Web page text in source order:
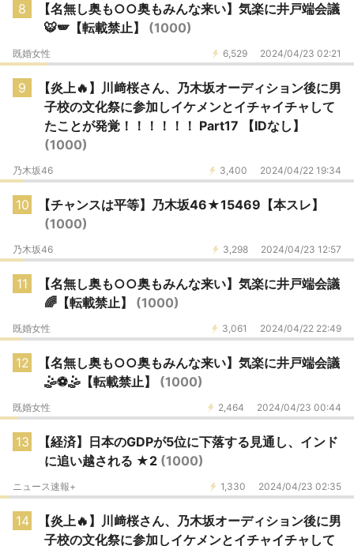
8
【名無し奥も○○奥もみんな来い】気楽に井戸端会議
🐯🪽【転載禁止】 (1000)
6,529 2024/04/23 02:21
既婚女性
9
【炎上🔥】川﨑桜さん、乃木坂オーディション後に男
子校の文化祭に参加しイケメンとイチャイチャして
たことが発覚！！！！！！ Part17 【IDなし】
(1000)
3,400 2024/04/22 19:34
乃木坂46
10
【チャンスは平等】乃木坂46★15469【本スレ】
(1000)
3,298 2024/04/23 12:57
乃木坂46
11
【名無し奥も○○奥もみんな来い】気楽に井戸端会議
🌈【転載禁止】 (1000)
3,061 2024/04/22 22:49
既婚女性
12
【名無し奥も○○奥もみんな来い】気楽に井戸端会議
🤹⚽🤹【転載禁止】 (1000)
2,464 2024/04/23 00:44
既婚女性
13
【経済】日本のGDPが5位に下落する見通し、インド
に追い越される ★2 (1000)
1,330 2024/04/23 02:35
ニュース速報+
14
【炎上🔥】川﨑桜さん、乃木坂オーディション後に男
子校の文化祭に参加しイケメンとイチャイチャして